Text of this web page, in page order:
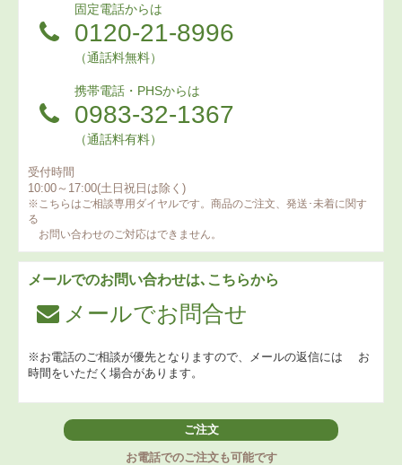
固定電話からは
0120-21-8996
（通話料無料）
携帯電話・PHSからは
0983-32-1367
（通話料有料）
受付時間
10:00～17:00(土日祝日は除く)
※こちらはご相談専用ダイヤルです。商品のご注文、発送･未着に関す
る
お問い合わせのご対応はできません。
メールでのお問い合わせは､こちらから
メールでお問合せ
※お電話のご相談が優先となりますので、メールの返信には お
時間をいただく場合があります。
ご注文
お電話でのご注文も可能です